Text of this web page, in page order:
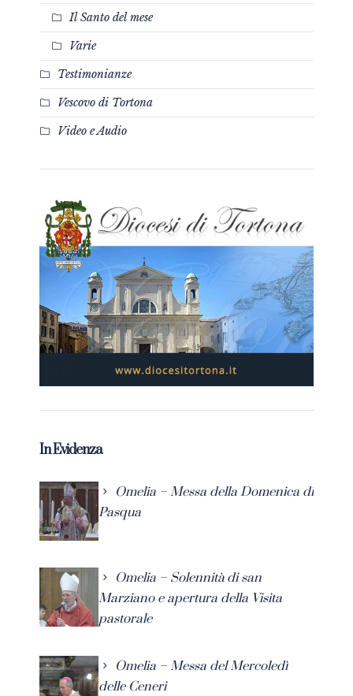
Il Santo del mese
Varie
Testimonianze
Vescovo di Tortona
Video e Audio
In Evidenza
Omelia – Messa della Domenica di
Pasqua
Omelia – Solennità di san
Marziano e apertura della Visita
pastorale
Omelia – Messa del Mercoledì
delle Ceneri